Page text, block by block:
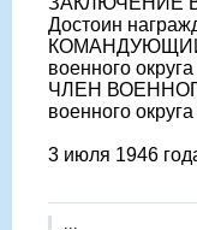
Достоин
КОМАНДУЮЩИЙ
военного
ЧЛЕН
военного
3 июля 1946